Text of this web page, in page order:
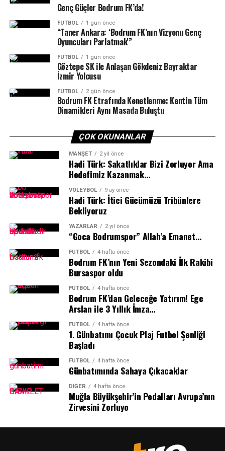
Yalıkavakspor yarın oynanacak yarı final maçını geçmeyi
başarırsa finalde Bursa Büyükşehir Belediyespor –
Eskişehir Odunpazarı SK maçının galibiyle karşılaşacak.
Genç Güçler Bodrum FK’da!
FUTBOL 1 gün önce
“Taner Ankara: ‘Bodrum FK’nın Vizyonu Genç
Oyuncuları Parlatmak'”
FUTBOL 1 gün önce
Göztepe SK ile Anlaşan Gökdeniz Bayraktar
İzmir Yolcusu
FUTBOL 2 gün önce
Bodrum FK Etrafında Kenetlenme: Kentin Tüm
Dinamikleri Aynı Masada Buluştu
ÇOK OKUNANLAR
MANŞET 2 yıl önce
Hadi Türk: Sakatlıklar Bizi Zorluyor Ama
Hedefimiz Kazanmak…
VOLEYBOL 9 ay önce
Hadi Türk: İtici Gücümüzü Tribünlere
Bekliyoruz
YAZARLAR 2 yıl önce
“Goca Bodrumspor” Allah’a Emanet…
FUTBOL 4 hafta önce
Bodrum FK’nın Yeni Sezondaki İlk Rakibi
Bursaspor oldu
FUTBOL 4 hafta önce
Bodrum FK’dan Geleceğe Yatırım! Ege
Arslan ile 3 Yıllık İmza…
FUTBOL 4 hafta önce
1.⁠ ⁠Günbatımı Çocuk Plaj Futbol Şenliği
Başladı
FUTBOL 4 hafta önce
Günbatımında Sahaya Çıkacaklar
DIĞER 4 hafta önce
Muğla Büyükşehir’in Pedalları Avrupa’nın
Zirvesini Zorluyo